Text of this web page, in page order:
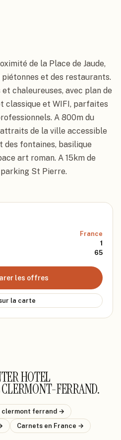
de la Place de Jaude,
piétonnes et des restaurants.
chaleureuses, avec plan de
classique et WIFI, parfaites
A 800m du
de la ville accessible
des fontaines, basilique
art roman. A 15km de
St Pierre.
France
1
65
les offres
la carte
HOTEL
FERRAND.
clermont ferrand →
Carnets en France →